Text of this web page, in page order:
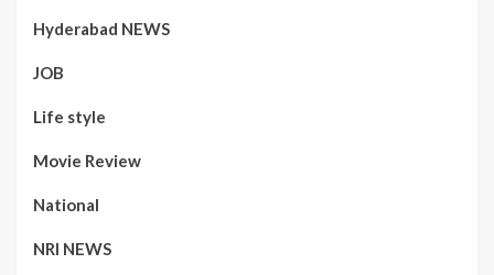
Hyderabad NEWS
JOB
Life style
Movie Review
National
NRI NEWS